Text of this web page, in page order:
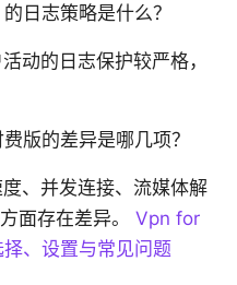
日志策略是什么？
动的日志保护较严格，
版的差异是哪几项？
、并发连接、流媒体解
面存在差异。 Vpn for
、设置与常见问题